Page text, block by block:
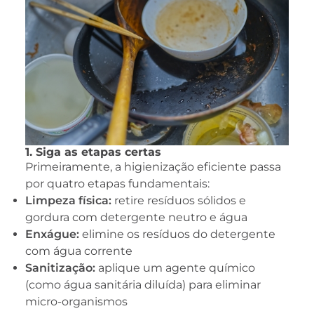
1. Siga as etapas certas
Primeiramente, a higienização eficiente passa
por quatro etapas fundamentais:
Limpeza física: retire resíduos sólidos e
gordura com detergente neutro e água
Enxágue: elimine os resíduos do detergente
com água corrente
Sanitização: aplique um agente químico
(como água sanitária diluída) para eliminar
micro-organismos